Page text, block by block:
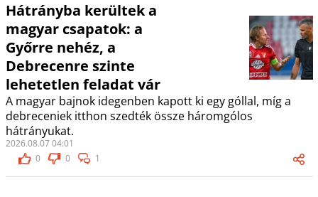
Hátrányba kerültek a
magyar csapatok: a
Győrre nehéz, a
Debrecenre szinte
lehetetlen feladat vár
A magyar bajnok idegenben kapott ki egy góllal, míg a
debreceniek itthon szedték össze háromgólos
hátrányukat.
2026.08.07 04:01
0
0 1